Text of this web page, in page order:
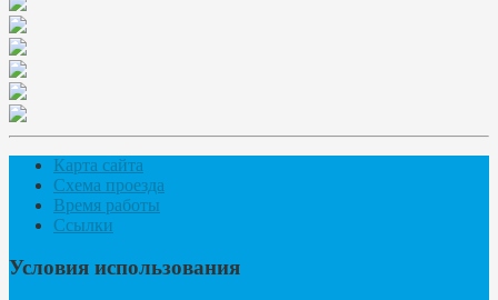
Карта сайта
Схема проезда
Время работы
Ссылки
Условия использования